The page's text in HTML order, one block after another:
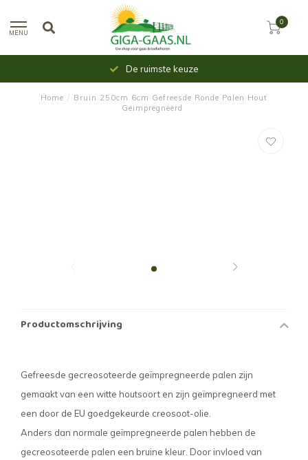
MENU
0
De ruimste keuze
Home / Bruin 250cm 6cm Gefreesde Ronde Palen Hout
Geimpregneerd
Productomschrijving
Gefreesde gecreosoteerde geïmpregneerde palen zijn
gemaakt van een witte houtsoort en zijn geïmpregneerd met
een door de EU goedgekeurde creosoot-olie.
Anders dan normale geïmpregneerde palen hebben de
gecreosoteerde palen een bruine kleur. Door invloed van